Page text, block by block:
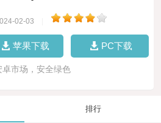
02-03
苹果下载 PC下载
卓市场，安全绿色
排行